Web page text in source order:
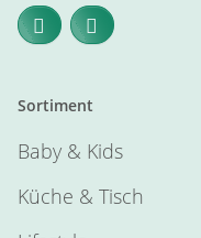
Sortiment
Baby & Kids
Küche & Tisch